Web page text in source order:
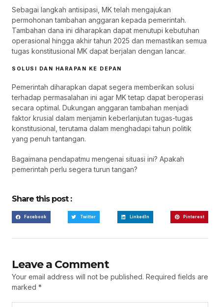
Sebagai langkah antisipasi, MK telah mengajukan
permohonan tambahan anggaran kepada pemerintah.
Tambahan dana ini diharapkan dapat menutupi kebutuhan
operasional hingga akhir tahun 2025 dan memastikan semua
tugas konstitusional MK dapat berjalan dengan lancar.
SOLUSI DAN HARAPAN KE DEPAN
Pemerintah diharapkan dapat segera memberikan solusi
terhadap permasalahan ini agar MK tetap dapat beroperasi
secara optimal. Dukungan anggaran tambahan menjadi
faktor krusial dalam menjamin keberlanjutan tugas-tugas
konstitusional, terutama dalam menghadapi tahun politik
yang penuh tantangan.
Bagaimana pendapatmu mengenai situasi ini? Apakah
pemerintah perlu segera turun tangan?
Share this post :
Facebook Twitter LinkedIn Pinterest
Leave a Comment
Your email address will not be published. Required fields are
marked *